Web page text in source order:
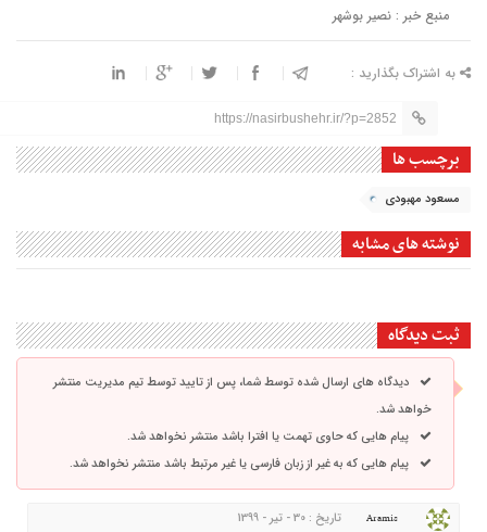
منبع خبر : نصیر بوشهر
به اشتراک بگذارید :
https://nasirbushehr.ir/?p=2852
برچسب ها
مسعود مهبودی
نوشته های مشابه
ثبت دیدگاه
دیدگاه های ارسال شده توسط شما، پس از تایید توسط تیم مدیریت منتشر
خواهد شد.
پیام هایی که حاوی تهمت یا افترا باشد منتشر نخواهد شد.
پیام هایی که به غیر از زبان فارسی یا غیر مرتبط باشد منتشر نخواهد شد.
Aramis تاریخ : 30 - تیر - 1399